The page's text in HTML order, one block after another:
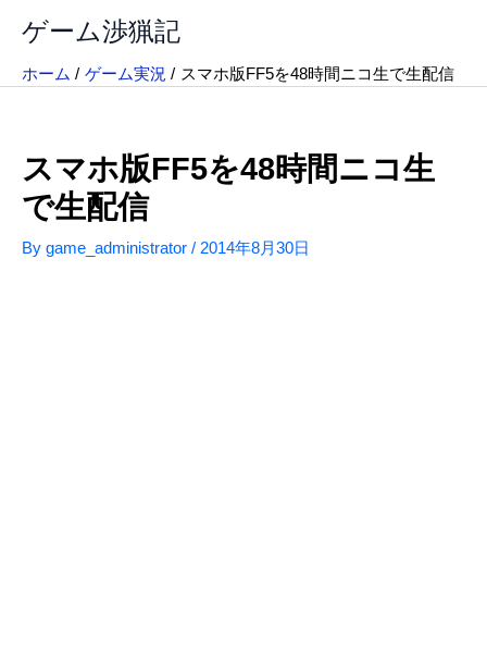
ス
ゲーム渉猟記
ホーム ゲーム実況 スマホ版FF5を48時間ニコ生で生配信
スマホ版FF5を48時間ニコ生
で生配信
By game_administrator / 2014年8月30日